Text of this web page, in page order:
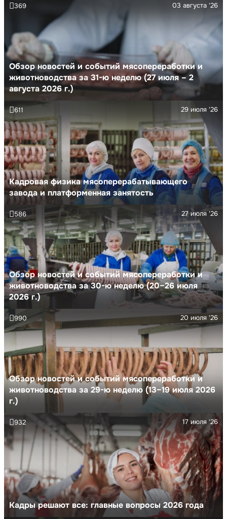
Обзор новостей и событий мясопереработки и
животноводства за 31-ю неделю (27 июля – 2
августа 2026 г.)
03 августа '26
369
Кадровая физика мясоперерабатывающего
завода и платформенная занятость
29 июля '26
611
Обзор новостей и событий мясопереработки и
животноводства за 30-ю неделю (20–26 июля
2026 г.)
27 июля '26
586
Обзор новостей и событий мясопереработки и
животноводства за 29-ю неделю (13–19 июля 2026
г.)
20 июля '26
990
Кадры решают все: главные вопросы 2026 года
17 июля '26
932